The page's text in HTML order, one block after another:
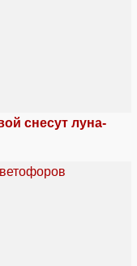
снесут луна-